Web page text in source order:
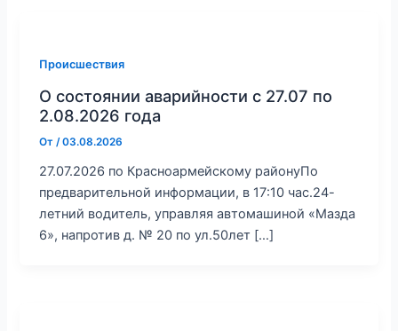
Происшествия
О состоянии аварийности с 27.07 по
2.08.2026 года
От/03.08.2026
27.07.2026 по Красноармейскому районуПо
предварительной информации, в 17:10 час.24-
летний водитель, управляя автомашиной «Мазда
6», напротив д. № 20 по ул.50лет […]